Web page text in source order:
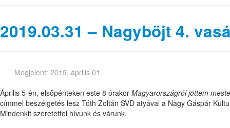
2019.03.31 – Nagyböjt 4.
Megjelent: 2019. április 01.
Április 5-én, elsőpénteken este 8 órakor Magyarországról jöttem
címmel beszélgetés lesz Tóth Zoltán SVD atyával a Nagy Gáspár
Mindenkit szeretettel hívunk és várunk.